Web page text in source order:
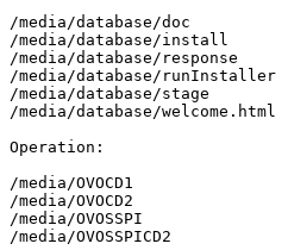
/media/database/doc
/media/database/install
/media/database/response
/media/database/runInstaller
/media/database/stage
/media/database/welcome.html
Operation:
/media/OVOCD1
/media/OVOCD2
/media/OVOSSPI
/media/OVOSSPICD2